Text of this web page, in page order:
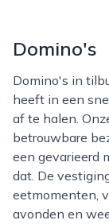
Domino's
Domino's in tilburg is een begrip voor iedereen die zin
heeft in een
af te halen.
betrouwbare
een gevarieerd
dat. De
eetmomenten,
avonden en